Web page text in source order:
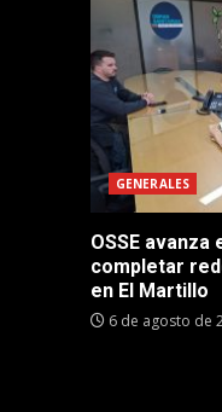
GENERALES
OSSE
completar
en El Martillo
6 de agosto de